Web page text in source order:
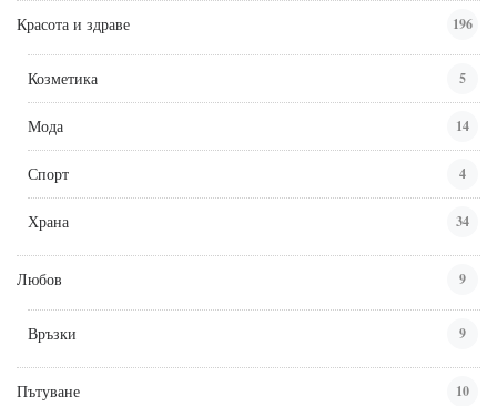
Красота и здраве 196
Козметика 5
Мода 14
Спорт 4
Храна 34
Любов 9
Връзки 9
Пътуване 10